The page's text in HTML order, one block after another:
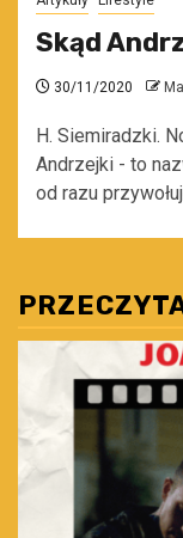
Skąd
30/11/2020
H. Siemiradzki.
Andrzejki - to
od razu